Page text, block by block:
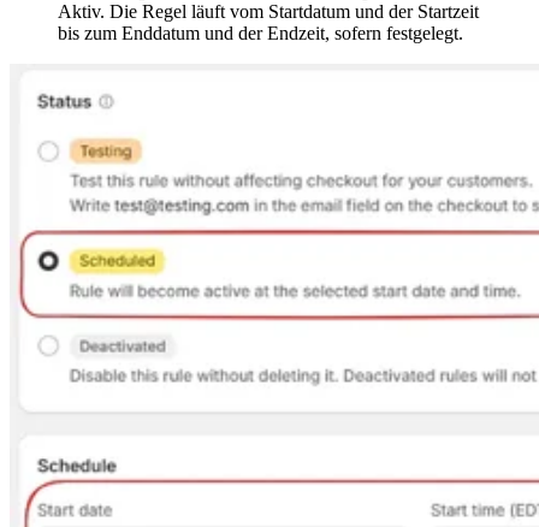
Aktiv. Die Regel läuft vom Startdatum und der Startzeit
bis zum Enddatum und der Endzeit, sofern festgelegt.